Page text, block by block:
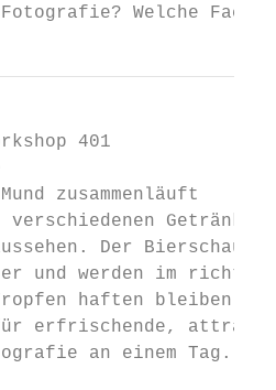
Welche
401
zusammenläuft
verschiedenen
Der
und werden im
haften bleiben, und
erfrischende,
an einem Tag.